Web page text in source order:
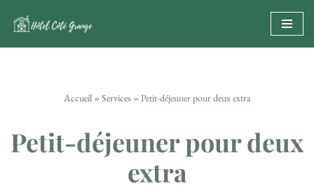
Accueil»Services »Petit-déjeuner pour deux extra
Petit-déjeuner pour deux
extra